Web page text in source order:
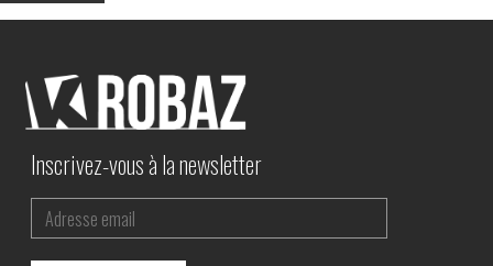
Inscrivez-vous à la newsletter